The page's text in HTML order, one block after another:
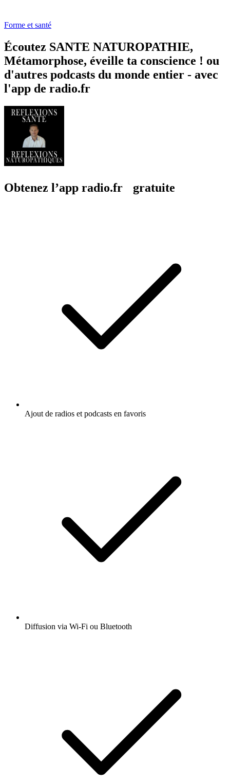
Forme et santé
Écoutez SANTE NATUROPATHIE,
Métamorphose, éveille ta conscience ! ou
d'autres podcasts du monde entier - avec
l'app de radio.fr
Obtenez l’app radio.fr gratuite
Ajout de radios et podcasts en favoris
Diffusion via Wi-Fi ou Bluetooth